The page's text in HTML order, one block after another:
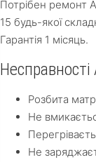
Потрібен ремонт
15 будь-якої
Гарантія 1 місяць.
Розбита
Не
Не